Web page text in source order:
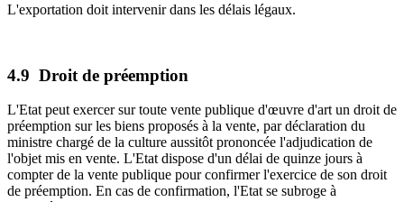
L'exportation doit intervenir dans les délais légaux.
4.9 Droit de préemption
L'Etat peut exercer sur toute vente publique d'œuvre d'art un droit de
préemption sur les biens proposés à la vente, par déclaration du
ministre chargé de la culture aussitôt prononcée l'adjudication de
l'objet mis en vente. L'Etat dispose d'un délai de quinze jours à
compter de la vente publique pour confirmer l'exercice de son droit
de préemption. En cas de confirmation, l'Etat se subroge à